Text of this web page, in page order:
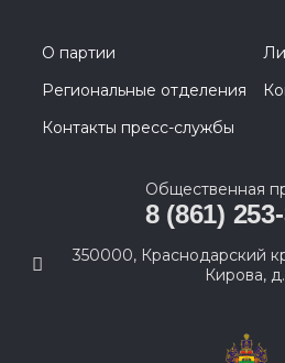
О партии
Региональные отделения
Контакты пресс-службы
Общественная
8 (861)
350000, Краснодарский
Кирова,